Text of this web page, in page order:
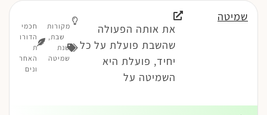
שמיטה
את אותה הפעולה
שהשבת פועלת על כל
יחיד, פועלת היא
השמיטה על
מקורות
שבת,
שנת
שמיטה
חכמי
הדורו
ת
האחר
ונים